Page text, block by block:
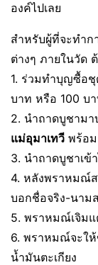
องค์ไปเลย
สำหรับผู้ที่จะทำก
ต่างๆ ภายในวัด
1. ร่วมทำบุญซื้อชุ
บาท หรือ 100 บา
2. นำถาดบูชาม
แม่อุมาเทวี พร้อ
3. นำถาดบูชาเ
4. หลังพราหมณ์ส
บอกชื่อจริง-นาม
5. พราหมณ์เจิมแ
6. พราหมณ์จะใ
น้ำมันตะเกียง